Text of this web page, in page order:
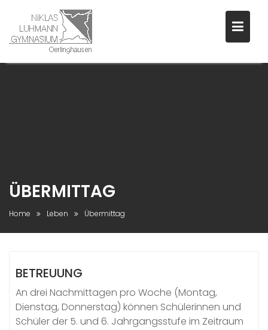
ÜBERMITTAG
Home Leben Übermittag
BETREUUNG
An drei Nachmittagen pro Woche (Montag,
Dienstag, Donnerstag) können Schülerinnen und
Schüler der 5. und 6. Jahrgangsstufe im Zeitraum